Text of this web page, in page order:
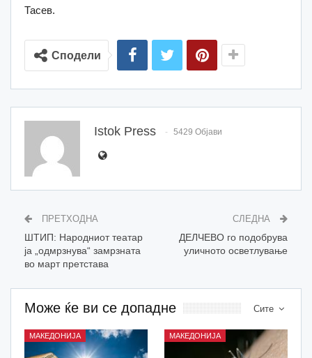
Тасев.
Сподели
Istok Press 5429 Објави
ПРЕТХОДНА
ШТИП: Народниот театар
ја „одмрзнува“ замрзната
во март претстава
СЛЕДНА
ДЕЛЧЕВО го подобрува
уличното осветлување
Сите
Може ќе ви се допадне
МАКЕДОНИЈА МАКЕДОНИЈА